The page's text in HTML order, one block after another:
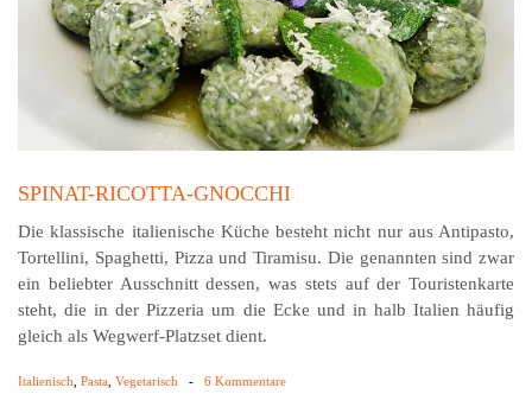
SPINAT-RICOTTA-GNOCCHI
Die klassische italienische Küche besteht nicht nur aus Antipasto,
Tortellini, Spaghetti, Pizza und Tiramisu. Die genannten sind zwar
ein beliebter Ausschnitt dessen, was stets auf der Touristenkarte
steht, die in der Pizzeria um die Ecke und in halb Italien häufig
gleich als Wegwerf-Platzset dient.
Italienisch Pasta Vegetarisch - 6 Kommentare